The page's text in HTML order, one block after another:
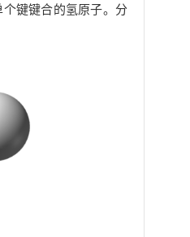
键键合的氢原子。分